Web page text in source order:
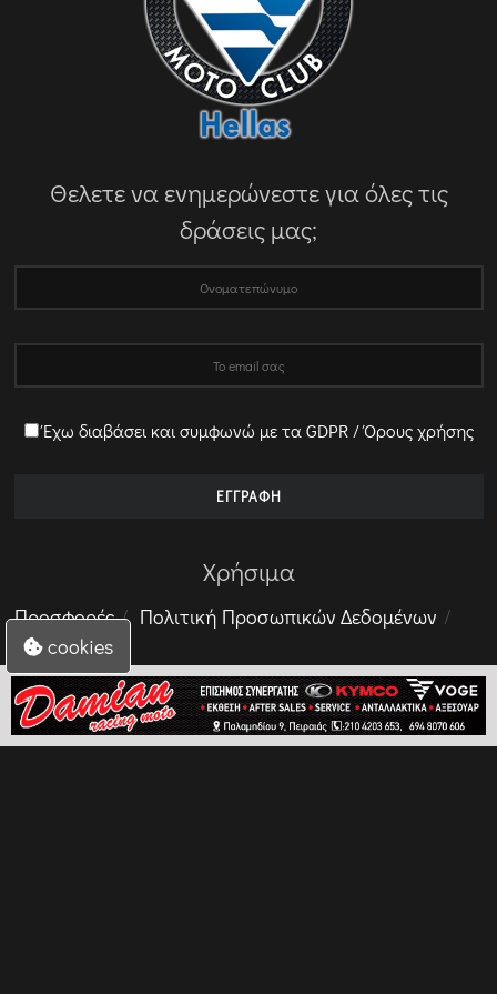
cookies
Θελετε να ενημερώνεστε για όλες τις
δράσεις μας;
Έχω διαβάσει και συμφωνώ με τα GDPR / Όρους χρήσης
Χρήσιμα
Προσφορές
Πολιτική Προσωπικών Δεδομένων
Επικοινωνία